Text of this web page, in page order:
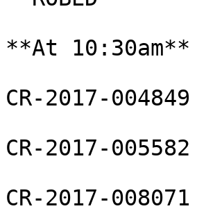
**At 10:30am**
CR-2017-004849
CR-2017-005582
CR-2017-008071